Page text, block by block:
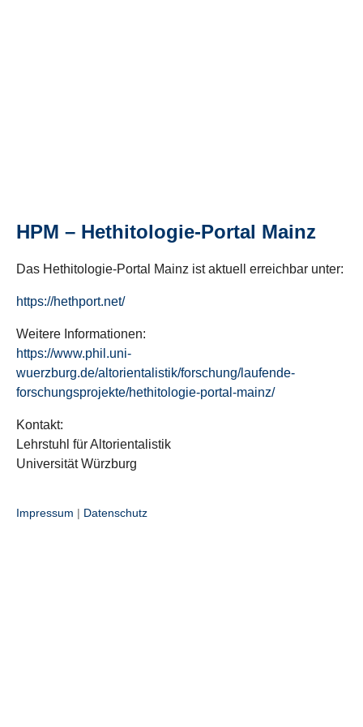
HPM – Hethitologie-Portal Mainz
Das Hethitologie-Portal Mainz ist aktuell erreichbar unter:
https://hethport.net/
Weitere Informationen:
https://www.phil.uni-
wuerzburg.de/altorientalistik/forschung/laufende-
forschungsprojekte/hethitologie-portal-mainz/
Kontakt:
Lehrstuhl für Altorientalistik
Universität Würzburg
Impressum | Datenschutz